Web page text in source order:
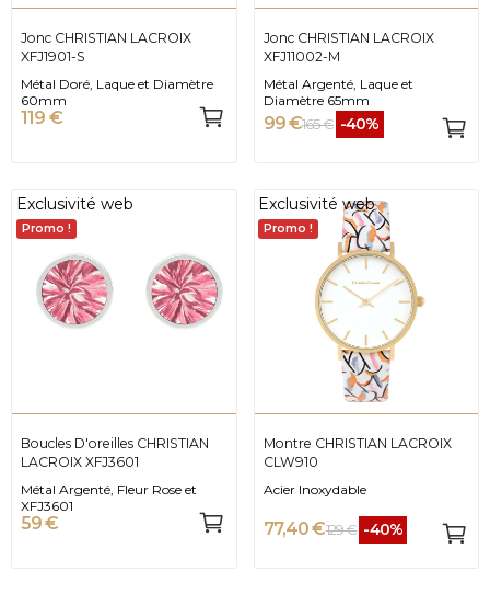
Jonc CHRISTIAN LACROIX
XFJ1901-S
Métal Doré, Laque et Diamètre
60mm
119 €
Jonc CHRISTIAN LACROIX
XFJ11002-M
Métal Argenté, Laque et
Diamètre 65mm
99 €165 € -40%
Exclusivité web
Promo !
Boucles D'oreilles CHRISTIAN
LACROIX XFJ3601
Métal Argenté, Fleur Rose et
XFJ3601
59 €
Exclusivité web
Promo !
Montre CHRISTIAN LACROIX
CLW910
Acier Inoxydable
77,40 €129 € -40%